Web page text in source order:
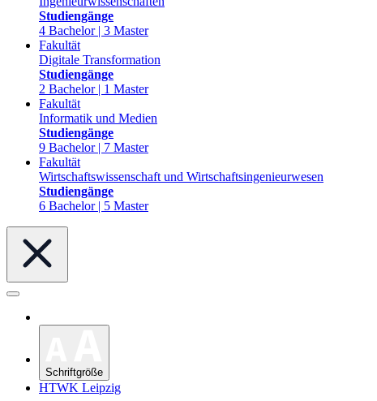
Studiengänge
4 Bachelor | 3 Master
Fakultät
Digitale Transformation
Studiengänge
2 Bachelor | 1 Master
Fakultät
Informatik und Medien
Studiengänge
9 Bachelor | 7 Master
Fakultät
Wirtschaftswissenschaft und Wirtschaftsingenieurwesen
Studiengänge
6 Bachelor | 5 Master
Schriftgröße
HTWK Leipzig